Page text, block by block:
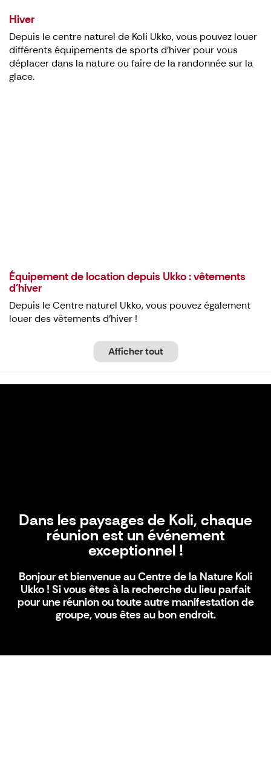
Hiver
Depuis le centre naturel de Koli Ukko, vous pouvez louer
différents équipements de sports d'hiver pour vous
déplacer dans la nature ou faire de la randonnée sur la
glace.
Équipement de location depuis Ukko : vêtements
d'hiver
Depuis le Centre naturel Ukko, vous pouvez également
louer des vêtements d'hiver !
Afficher tout
Dans les paysages de Koli, chaque réunion
Dans les paysages de Koli, chaque
réunion est un événement
exceptionnel !
Bonjour et bienvenue au Centre de la Nature Koli
Ukko ! Si vous êtes à la recherche du lieu parfait
pour une réunion ou toute autre manifestation de
groupe, vous êtes au bon endroit.